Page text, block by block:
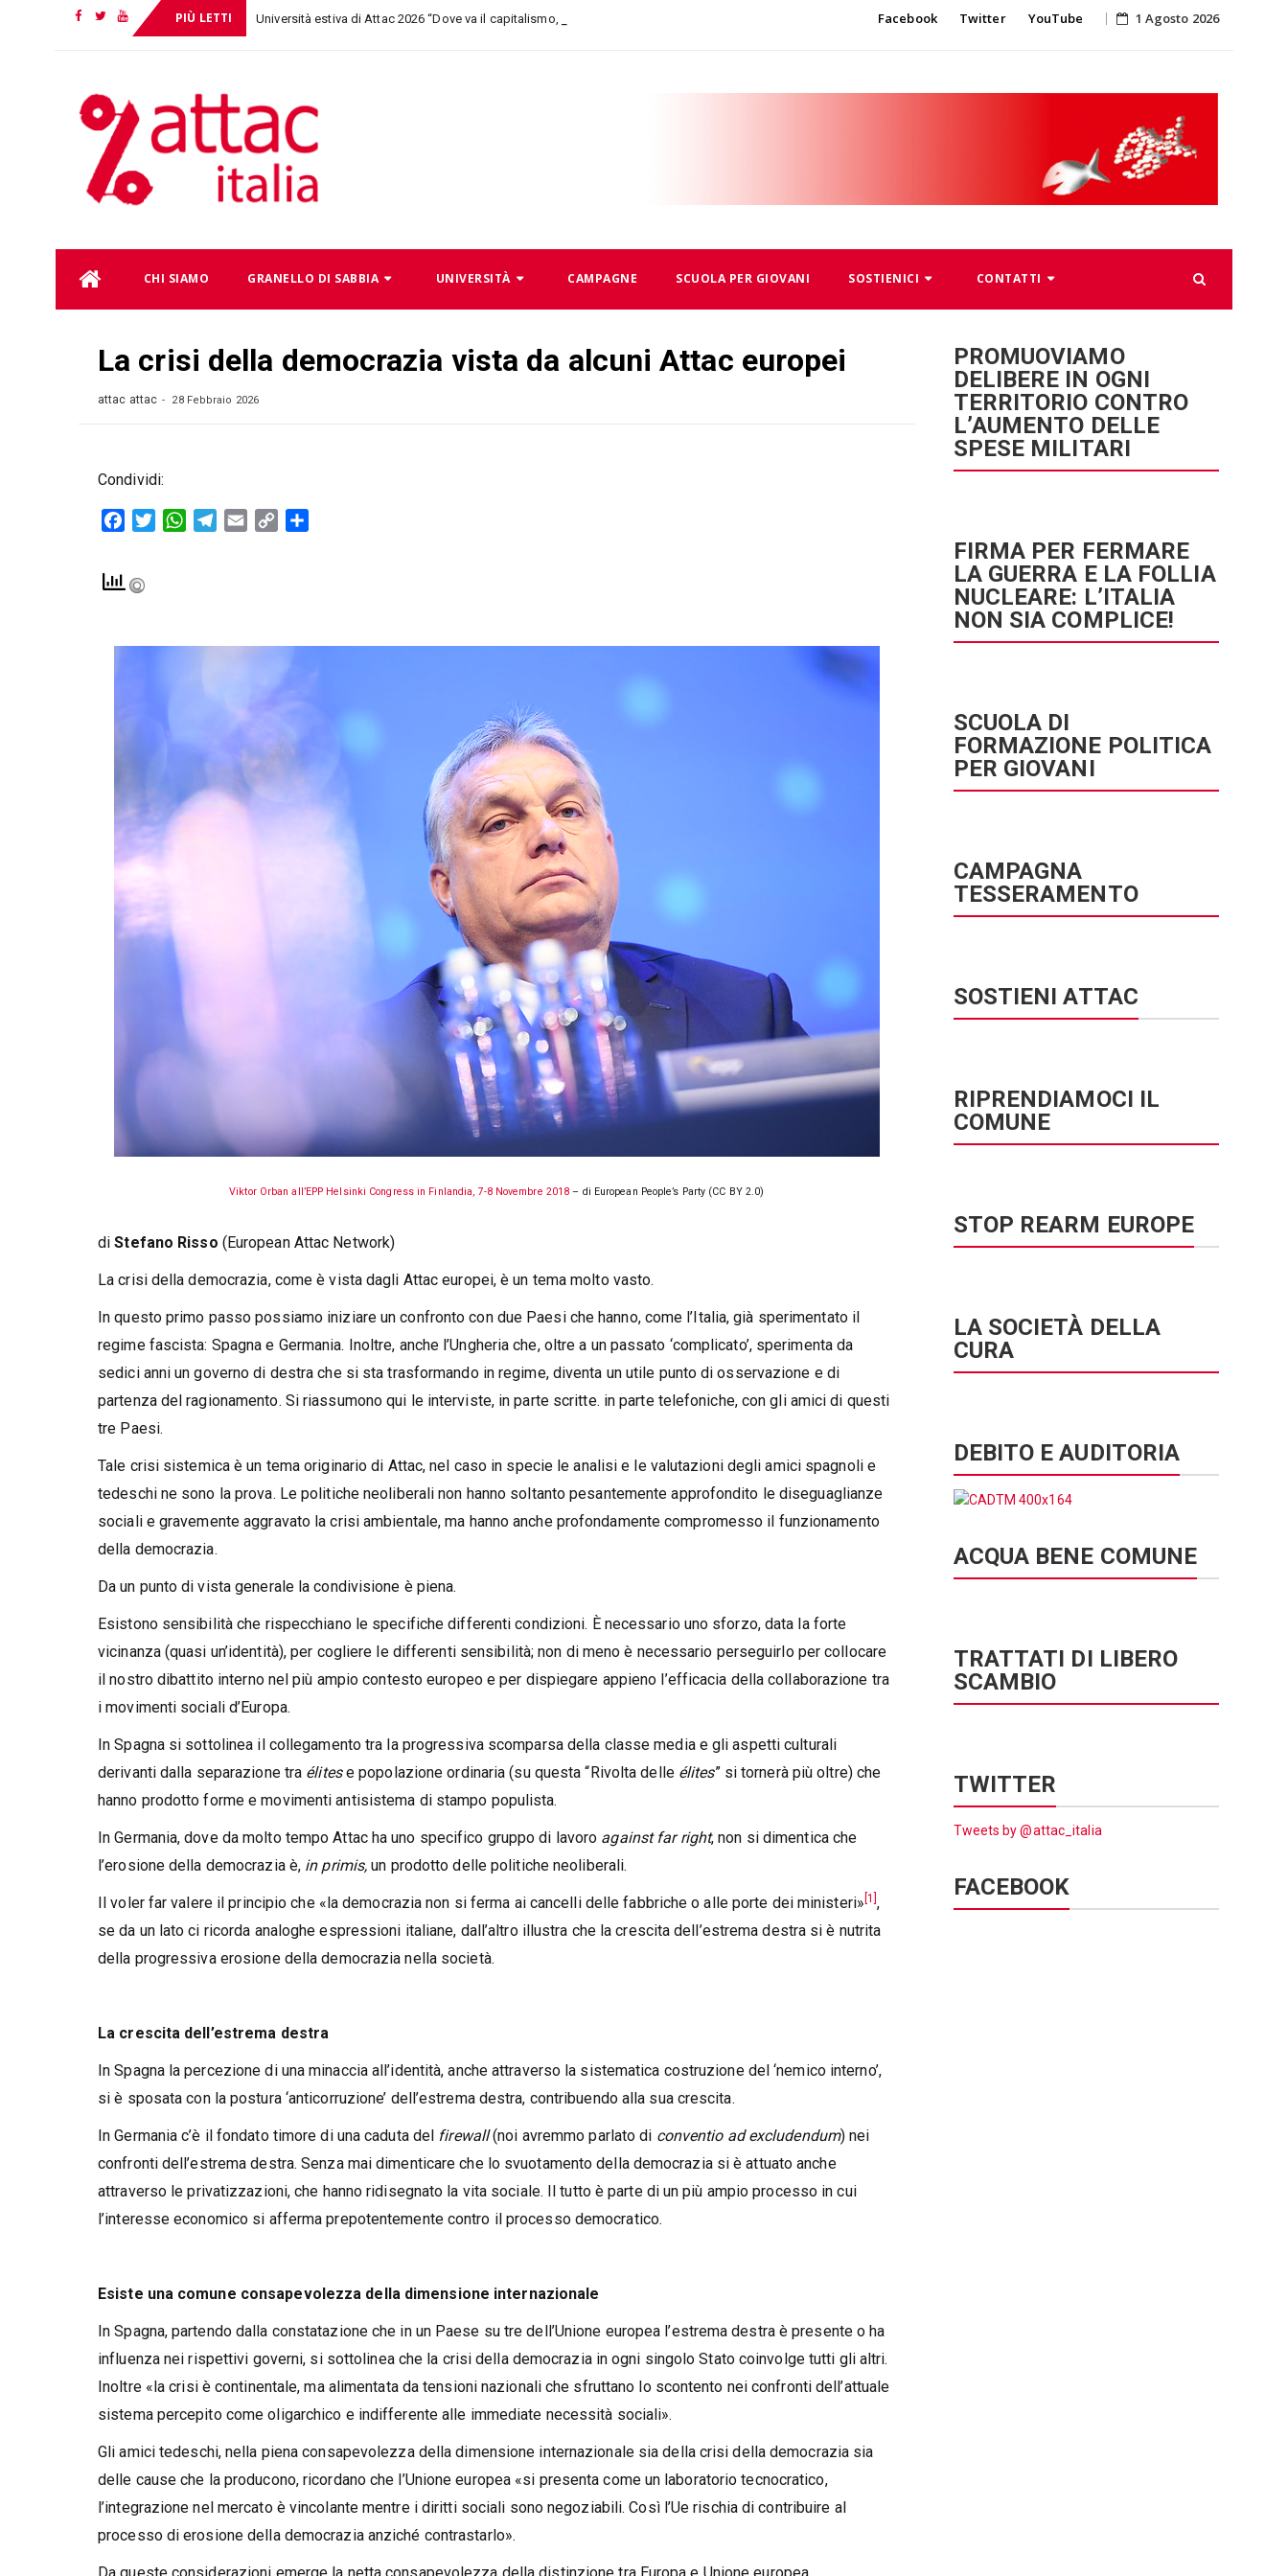
FacebookTwitterYouTube PIÙ LETTI Università estiva di Attac 2026 “Dove va il capitalismo, dove andiamo noi Skip
content
Facebook Twitter YouTube 1 Agosto 2026
CHI SIAMO GRANELLO DI SABBIA UNIVERSITÀ CAMPAGNE SCUOLA PER GIOVANI SOSTIENICI CONTATTI
La crisi della democrazia vista da alcuni Attac europei
attac attac 28 Febbraio 2026
Condividi:
FacebookTwitterWhatsAppTelegram
Email
Copy
Viktor Orban all’EPP Helsinki Congress in Finlandia, 7-8 Novembre 2018 – di European People’s Party (CC BY 2.0)
diStefano Risso (European Attac Network)
La crisi della democrazia, come è vista dagli Attac europei, è un tema molto vasto.
In questo primo passo possiamo iniziare un confronto con due Paesi che hanno, come l’Italia, già sperimentato il
regime fascista: Spagna e Germania. Inoltre, anche l’Ungheria che, oltre a un passato ‘complicato’, sperimenta da
sedici anni un governo di destra che si sta trasformando in regime, diventa un utile punto di osservazione e di
partenza del ragionamento. Si riassumono qui le interviste, in parte scritte. in parte telefoniche, con gli amici di questi
tre Paesi.
Tale crisi sistemica è un tema originario di Attac, nel caso in specie le analisi e le valutazioni degli amici spagnoli e
tedeschi ne sono la prova. Le politiche neoliberali non hanno soltanto pesantemente approfondito le diseguaglianze
sociali e gravemente aggravato la crisi ambientale, ma hanno anche profondamente compromesso il funzionamento
della democrazia.
Da un punto di vista generale la condivisione è piena.
Esistono sensibilità che rispecchiano le specifiche differenti condizioni. È necessario uno sforzo, data la forte
vicinanza (quasi un’identità), per cogliere le differenti sensibilità; non di meno è necessario perseguirlo per collocare
il nostro dibattito interno nel più ampio contesto europeo e per dispiegare appieno l’efficacia della collaborazione tra
i movimenti sociali d’Europa.
In Spagna si sottolinea il collegamento tra la progressiva scomparsa della classe media e gli aspetti culturali
derivanti dalla separazione tra élitese popolazione ordinaria (su questa “Rivolta delle élites” si tornerà più oltre) che
hanno prodotto forme e movimenti antisistema di stampo populista.
In Germania, dove da molto tempo Attac ha uno specifico gruppo di lavoro against far right, non si dimentica che
l’erosione della democrazia è, in primis, un prodotto delle politiche neoliberali.
Il voler far valere il principio che «la democrazia non si ferma ai cancelli delle fabbriche o alle porte dei ministeri» [1] ,
se da un lato ci ricorda analoghe espressioni italiane, dall’altro illustra che la crescita dell’estrema destra si è nutrita
della progressiva erosione della democrazia nella società.
La crescita dell’estrema destra
In Spagna la percezione di una minaccia all’identità, anche attraverso la sistematica costruzione del ‘nemico interno’,
si è sposata con la postura ‘anticorruzione’ dell’estrema destra, contribuendo alla sua crescita.
In Germania c’è il fondato timore di una caduta del firewall(noi avremmo parlato di conventio ad excludendum) nei
confronti dell’estrema destra. Senza mai dimenticare che lo svuotamento della democrazia si è attuato anche
attraverso le privatizzazioni, che hanno ridisegnato la vita sociale. Il tutto è parte di un più ampio processo in cui
l’interesse economico si afferma prepotentemente contro il processo democratico.
Esiste una comune consapevolezza della dimensione internazionale
In Spagna, partendo dalla constatazione che in un Paese su tre dell’Unione europea l’estrema destra è presente o ha
influenza nei rispettivi governi, si sottolinea che la crisi della democrazia in ogni singolo Stato coinvolge tutti gli altri.
Inoltre «la crisi è continentale, ma alimentata da tensioni nazionali che sfruttano lo scontento nei confronti dell’attuale
sistema percepito come oligarchico e indifferente alle immediate necessità sociali».
Gli amici tedeschi, nella piena consapevolezza della dimensione internazionale sia della crisi della democrazia sia
delle cause che la producono, ricordano che l’Unione europea «si presenta come un laboratorio tecnocratico,
l’integrazione nel mercato è vincolante mentre i diritti sociali sono negoziabili. Così l’Ue rischia di contribuire al
processo di erosione della democrazia anziché contrastarlo».
PROMUOVIAMO
DELIBERE IN OGNI
TERRITORIO CONTRO
L’AUMENTO DELLE
SPESE MILITARI
FIRMA PER FERMARE
LA GUERRA E LA FOLLIA
NUCLEARE: L’ITALIA
NON SIA COMPLICE!
SCUOLA DI
FORMAZIONE POLITICA
PER GIOVANI
CAMPAGNA
TESSERAMENTO
SOSTIENI ATTAC
RIPRENDIAMOCI IL
COMUNE
STOP REARM EUROPE
LA SOCIETÀ DELLA
CURA
DEBITO E AUDITORIA
ACQUA BENE COMUNE
TRATTATI DI LIBERO
SCAMBIO
TWITTER
Tweets by @attac_italia
FACEBOOK